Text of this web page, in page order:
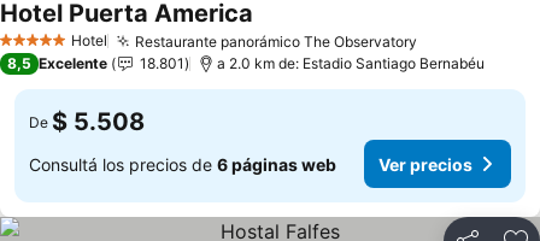
5 Estrellas Hotel Restaurante panorámico The Observatory
Hotel Puerta America
8,5 Excelente 18.801 a 2.0 km de: Estadio Santiago Bernabéu
De $ 5.508
Consultá los precios de 6 páginas web Ver precios